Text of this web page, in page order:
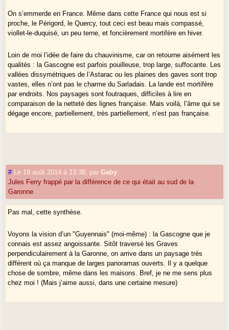
On s’emmerde en France. Même dans cette France qui nous est si
proche, le Périgord, le Quercy, tout ceci est beau mais compassé,
viollet-le-duquisé, un peu terne, et foncièrement mortifère en hiver.
Loin de moi l’idée de faire du chauvinisme, car on retourne aisément les
qualités : la Gascogne est parfois pouilleuse, trop large, suffocante. Les
vallées dissymétriques de l’Astarac ou les plaines des gaves sont trop
vastes, elles n’ont pas le charme du Sarladais. La lande est mortifère
par endroits. Nos paysages sont foutraques, difficiles à lire en
comparaison de la netteté des lignes française. Mais voilà, l’âme qui se
dégage encore, partiellement, très partiellement, n’est pas française.
# Le 18 août 2014 à 13:38 parGaby
Jules Ferry frappé par la différence de ce qui était au sud de la
Garonne
Pas mal, cette synthèse.
Voyons la vision d’un "Guyennais" (moi-même) : la Gascogne que je
connais est assez angoissante. Sitôt traversé les Graves
perpendiculairement à la Garonne, on arrive dans un paysage très
différent où ça manque de larges panoramas ouverts. Il y a quelque
chose de sombre, même dans les maisons. Bref, je ne me sens plus
chez moi ! (Mais j’aime aussi, dans une certaine mesure)